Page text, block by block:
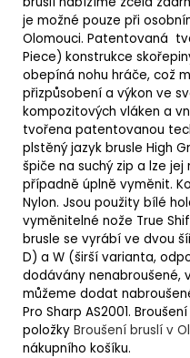
je možné pouze při
Olomouci. Patentovaná
Piece) konstrukce skořepiny
obepíná nohu hráče, což
přizpůsobení a výkon ve
kompozitových vláken a
tvořena patentovanou
plstěný jazyk brusle High
špiče na suchý zip a lze
případně úplně vyměnit.
Nylon. Jsou použity bílé
vyměnitelné nože True
brusle se vyrábí ve dvou
D) a W (širší varianta,
dodávány nenabroušené,
můžeme dodat
Pro Sharp AS2001.
položky Broušení bruslí v
nákupního košíku.